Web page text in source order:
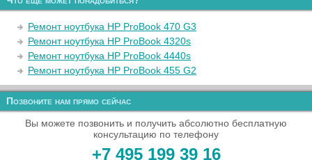
Ремонт ноутбука HP ProBook 470 G3
Ремонт ноутбука HP ProBook 4320s
Ремонт ноутбука HP ProBook 4440s
Ремонт ноутбука HP ProBook 455 G2
Позвоните нам прямо сейчас
Вы можете позвонить и получить абсолютно бесплатную
консультацию по телефону
+7 495 199 39 16